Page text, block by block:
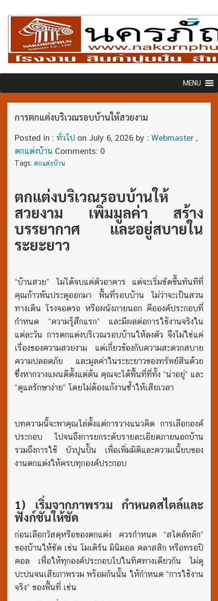
Toggle
MENU
การตกแต่งบริเวณรอบบ้านให้สวยงาม
Posted in : ทั่วไป on July 6, 2026 by : Webmaster ,
ตกแต่งบ้าน Comments: 0
Tags: ตกแต่งบ้าน
ตกแต่งบริเวณรอบบ้านให้
สวยงาม เพิ่มมูลค่า สร้าง
บรรยากาศ และอยู่สบายใน
ระยะยาว
“บ้านสวย” ไม่ได้จบแค่ตัวอาคาร แต่จะเริ่มชัดขึ้นทันทีที่
คุณก้าวพ้นประตูออกมา พื้นที่รอบบ้าน ไม่ว่าจะเป็นสวน
ทางเดิน โรงจอดรถ หรือผนังภายนอก คือองค์ประกอบที่
กำหนด “ความรู้สึกแรก” และมีผลต่อการใช้งานจริงใน
แต่ละวัน การตกแต่งบริเวณรอบบ้านให้ลงตัว จึงไม่ใช่แค่
เรื่องของความสวยงาม แต่เกี่ยวข้องกับความสะดวกสบาย
ความปลอดภัย และมูลค่าในระยะยาวของทรัพย์สินด้วย
ซึ่งหากวางแผนดีตั้งแต่ต้น คุณจะได้พื้นที่ที่ทั้ง “น่าอยู่” และ
“ดูแลรักษาง่าย” โดยไม่ต้องแก้งานซ้ำให้เสียเวลา
บทความนี้จะพาคุณไล่ตั้งแต่การวางแนวคิด การเลือกองค์
ประกอบ ไปจนถึงการยกระดับรายละเอียดภายนอกบ้าน
รวมถึงการใช้ บัวปูนปั้น เพื่อเพิ่มมิติและความเนี้ยบของ
งานตกแต่งให้ครบทุกองค์ประกอบ
1) เริ่มจากภาพรวม กำหนดสไตล์และ
ฟังก์ชันให้ชัด
ก่อนเลือกวัสดุหรือของตกแต่ง ควรกำหนด “สไตล์หลัก”
ของบ้านให้ชัด เช่น โมเดิร์น มินิมอล คลาสสิก หรือทรอปิ
คอล เพื่อให้ทุกองค์ประกอบไปในทิศทางเดียวกัน ไม่ดู
ปะปนจนเสียภาพรวม พร้อมกันนั้น ให้กำหนด “การใช้งาน
จริง” ของพื้นที่ เช่น